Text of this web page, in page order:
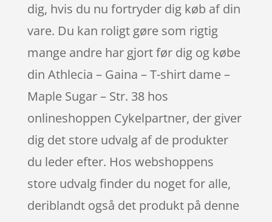
dig, hvis du nu fortryder dig køb af din
vare. Du kan roligt gøre som rigtig
mange andre har gjort før dig og købe
din Athlecia – Gaina – T-shirt dame –
Maple Sugar – Str. 38 hos
onlineshoppen Cykelpartner, der giver
dig det store udvalg af de produkter
du leder efter. Hos webshoppens
store udvalg finder du noget for alle,
deriblandt også det produkt på denne